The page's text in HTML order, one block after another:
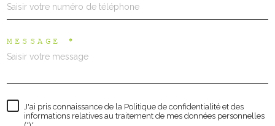
MESSAGE *
J'ai pris connaissance de la Politique de confidentialité et des
informations relatives au traitement de mes données personnelles